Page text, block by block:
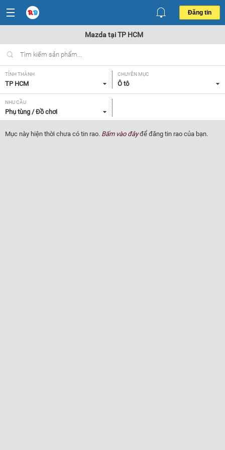
Đăng tin
Mazda tại TP HCM
TỈNH THÀNH
TP HCM
CHUYÊN MỤC
Ô tô
NHU CẦU
Phụ tùng / Đồ chơi
Mục này hiện thời chưa có tin rao. Bấm vào đâyđể đăng tin rao của bạn.